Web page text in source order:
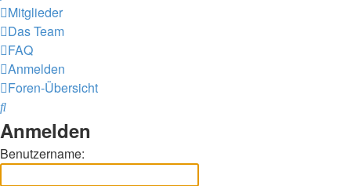
Mitglieder
Das Team
FAQ
Anmelden
Foren-Übersicht
Suche
Anmelden
Benutzername: